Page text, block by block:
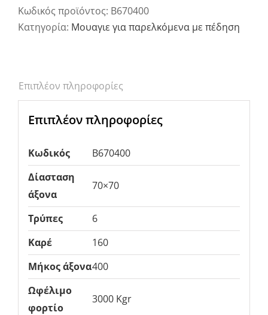
Κωδικός προϊόντος: B670400
Κατηγορία: Μουαγιε για παρελκόμενα με πέδηση
Επιπλέον πληροφορίες
Επιπλέον πληροφορίες
Κωδικός
B670400
Δίασταση
άξονα
70×70
Τρύπες
6
Καρέ
160
Μήκος άξονα400
Ωφέλιμο
φορτίο
3000 Kgr